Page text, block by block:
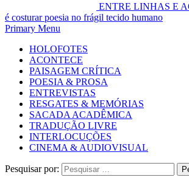
ENTRE LINHAS E
é costurar poesia no frágil tecido humano
Primary Menu
HOLOFOTES
ACONTECE
PAISAGEM CRÍTICA
POESIA & PROSA
ENTREVISTAS
RESGATES & MEMÓRIAS
SACADA ACADÊMICA
TRADUÇÃO LIVRE
INTERLOCUÇÕES
CINEMA & AUDIOVISUAL
Pesquisar por: